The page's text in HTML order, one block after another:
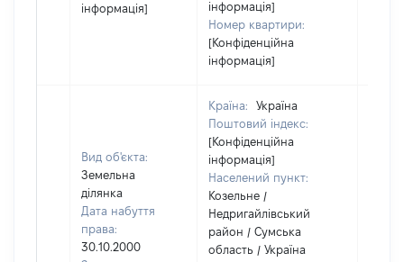
інформація]
інформація]
Номер квартири:
[Конфіденційна
інформація]
Вид об'єкта:
Земельна
ділянка
Дата набуття
права:
30.10.2000
Країна:
Україна
Поштовий індекс:
[Конфіденційна
інформація]
Населений пункт:
Козельне /
Недригайлівський
район / Сумська
область / Україна